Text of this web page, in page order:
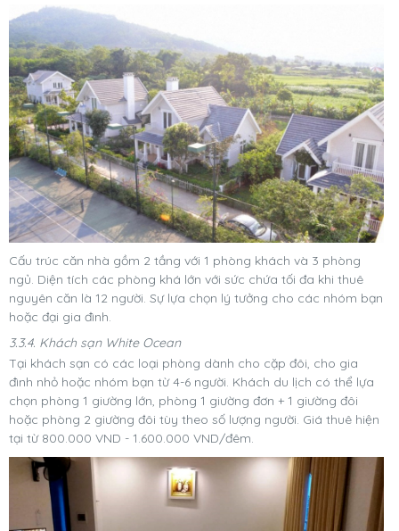
Cấu trúc căn nhà gồm 2 tầng với 1 phòng khách và 3 phòng
ngủ. Diện tích các phòng khá lớn với sức chứa tối đa khi thuê
nguyên căn là 12 người. Sự lựa chọn lý tưởng cho các nhóm bạn
hoặc đại gia đình.
3.3.4. Khách sạn White Ocean
Tại khách sạn có các loại phòng dành cho cặp đôi, cho gia
đình nhỏ hoặc nhóm bạn từ 4-6 người. Khách du lịch có thể lựa
chọn phòng 1 giường lớn, phòng 1 giường đơn + 1 giường đôi
hoặc phòng 2 giường đôi tùy theo số lượng người. Giá thuê hiện
tại từ 800.000 VND - 1.600.000 VND/đêm.